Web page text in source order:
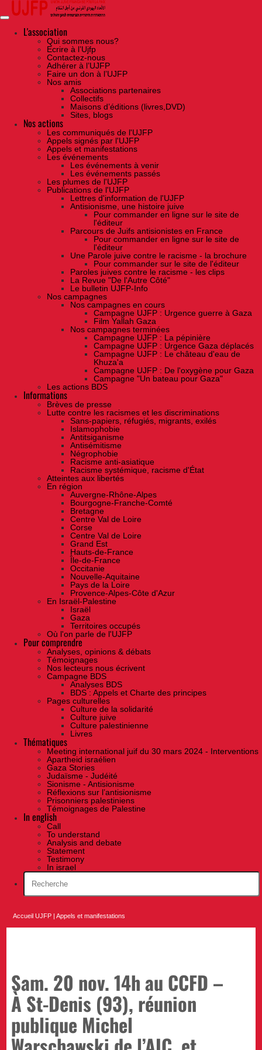
Skip
the
contentL'association
Qui sommes nous?
Ecrire à l’Ujfp
Contactez-nous
Adhérer à l’UJFP
Faire un don à l’UJFP
Nos amis
Associations partenaires
Collectifs
Maisons d’éditions (livres,DVD)
Sites, blogs
Nos actions
Les communiqués de l'UJFP
Appels signés par l'UJFP
Appels et manifestations
Les événements
Les événements à venir
Les événements passés
Les plumes de l'UJFP
Publications de l'UJFP
Lettres d'information de l'UJFP
Antisionisme, une histoire juive
Pour commander en ligne sur le site de
l'éditeur
Parcours de Juifs antisionistes en France
Pour commander en ligne sur le site de
l'éditeur
Une Parole juive contre le racisme - la brochure
Pour commander sur le site de l'éditeur
Paroles juives contre le racisme - les clips
La Revue "De l'Autre Côté"
Le bulletin UJFP-Info
Nos campagnes
Nos campagnes en cours
Campagne UJFP : Urgence guerre à Gaza
Film Yallah Gaza
Nos campagnes terminées
Campagne UJFP : La pépinière
Campagne UJFP : Urgence Gaza déplacés
Campagne UJFP : Le château d'eau de
Khuza'a
Campagne UJFP : De l'oxygène pour Gaza
Campagne "Un bateau pour Gaza"
Les actions BDS
Informations
Brèves de presse
Lutte contre les racismes et les discriminations
Sans-papiers, réfugiés, migrants, exilés
Islamophobie
Antitsiganisme
Antisémitisme
Négrophobie
Racisme anti-asiatique
Racisme systémique, racisme d'État
Atteintes aux libertés
En région
Auvergne-Rhône-Alpes
Bourgogne-Franche-Comté
Bretagne
Centre Val de Loire
Corse
Centre Val de Loire
Grand Est
Hauts-de-France
Île-de-France
Occitanie
Nouvelle-Aquitaine
Pays de la Loire
Provence-Alpes-Côte d'Azur
En Israël-Palestine
Israël
Gaza
Territoires occupés
Où l'on parle de l'UJFP
Pour comprendre
Analyses, opinions & débats
Témoignages
Nos lecteurs nous écrivent
Campagne BDS
Analyses BDS
BDS : Appels et Charte des principes
Pages culturelles
Culture de la solidarité
Culture juive
Culture palestinienne
Livres
Thématiques
Meeting international juif du 30 mars 2024 - Interventions
Apartheid israélien
Gaza Stories
Judaïsme - Judéité
Sionisme - Antisionisme
Réflexions sur l’antisionisme
Prisonniers palestiniens
Témoignages de Palestine
In english
Call
To understand
Analysis and debate
Statement
Testimony
In israel
Accueil UJFP |Appels et manifestations
Sam. 20 nov. 14h au CCFD –
À St-Denis (93), réunion
publique Michel